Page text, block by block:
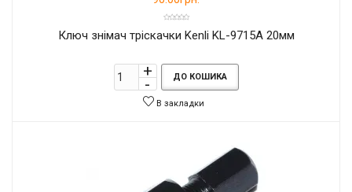
Ключ знімач тріскачки Kenli KL-9715A 20мм
ДО КОШИКА
В закладки